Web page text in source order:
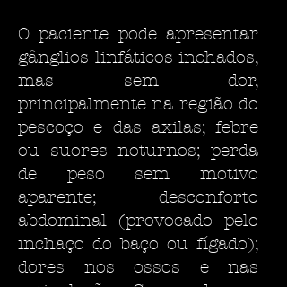
O paciente pode apresentar
gânglios linfáticos inchados,
mas sem dor,
principalmente na região do
pescoço e das axilas; febre
ou suores noturnos; perda
de peso sem motivo
aparente; desconforto
abdominal (provocado pelo
inchaço do baço ou fígado);
dores nos ossos e nas